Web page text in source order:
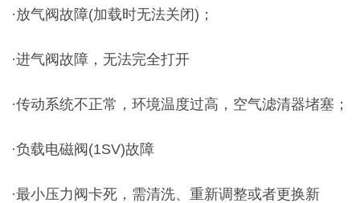
·放气阀故障(加载时无法关闭)；
·进气阀故障，无法完全打开
·传动系统不正常，环境温度过高，空气滤清器堵塞；
·负载电磁阀(1SV)故障
·最小压力阀卡死，需清洗、重新调整或者更换新